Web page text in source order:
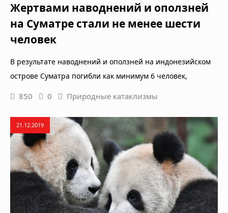
Жертвами наводнений и оползней
на Суматре стали не менее шести
человек
В результате наводнений и оползней на индонезийском
острове Суматра погибли как минимум 6 человек,
850 0 Природные катаклизмы
21.12.2019